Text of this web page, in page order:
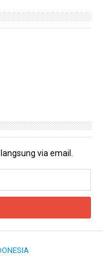
via email.